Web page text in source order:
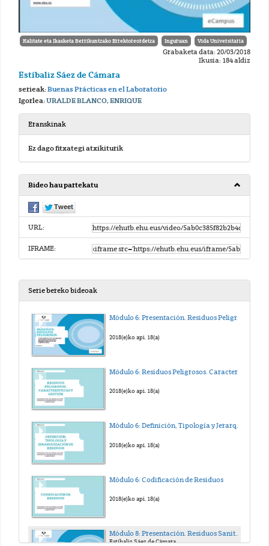
Kalitate eta Ikasketa Berrikuntzako Errektoreordetza Inguruan Vida Universitaria
Grabaketa data: 20/03/2018
Ikusia: 184 aldiz
Estíbaliz Sáez de Cámara
serieak:Buenas Prácticas en el Laboratorio
Igorlea:URALDE BLANCO, ENRIQUE
Eranskinak
Ez dago fitxategi atxikiturik
Bideo hau partekatu
URL:
IFRAME:
Serie bereko bideoak
Módulo 6: Presentación. Residuos Peligrosos
2018(e)ko api. 18(a)
2018(e)ko api. 18(a)
Módulo 6: Definición, Tipología y Jerarquización de Residuos
2018(e)ko api. 18(a)
Módulo 6: Codificación de Residuos
2018(e)ko api. 18(a)
Módulo 8: Presentación. Residuos Sanitarios
Estíbaliz Sáez de Cámara